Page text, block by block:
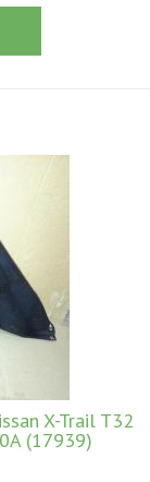
X-Trail T32
(17939)